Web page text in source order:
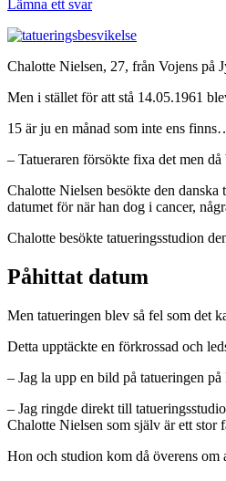
Lämna ett svar
Chalotte Nielsen, 27, från Vojens på
Men i stället för att stå 14.05.1961
15 är ju en månad som inte ens
– Tatueraren försökte fixa det men
Chalotte Nielsen besökte den
datumet för när han dog i cancer,
Chalotte besökte tatueringsstudion
Påhittat datum
Men tatueringen blev så fel som det
Detta upptäckte en förkrossad och
– Jag la upp en bild på tatueringen
– Jag ringde direkt till
Chalotte Nielsen som själv är ett stor
Hon och studion kom då överens om